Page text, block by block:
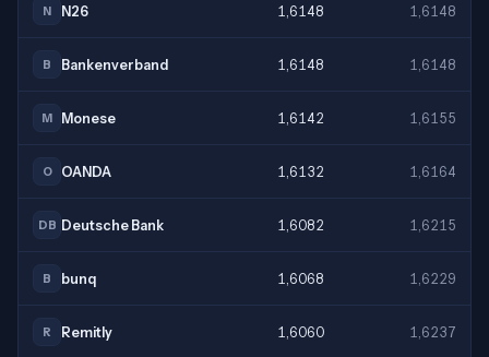
N N26 1,6148 1,6148
B Bankenverband 1,6148 1,6148
M Monese 1,6142 1,6155
O OANDA 1,6132 1,6164
DB Deutsche Bank 1,6082 1,6215
B bunq 1,6068 1,6229
R Remitly 1,6060 1,6237